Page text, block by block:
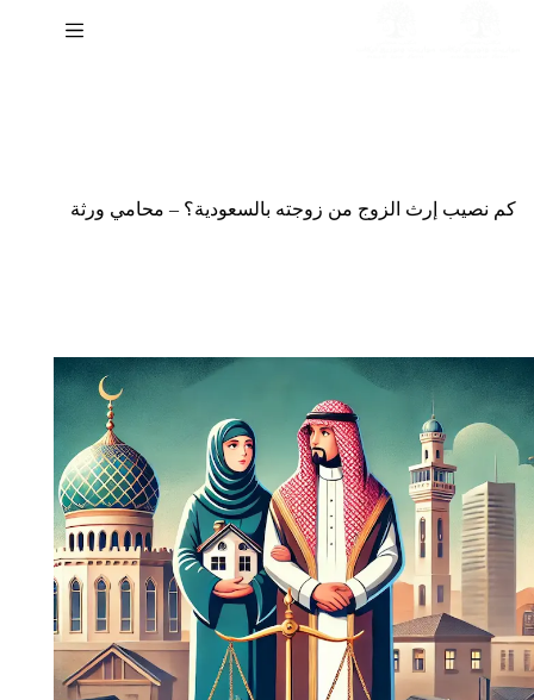
كم نصيب إرث الزوج من زوجته بالسعودية؟ – محامي ورثة